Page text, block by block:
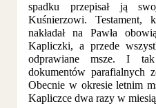
spadku przepisał ją
Kuśnierzowi. Testament,
nakładał na Pawła
Kapliczki, a przede
odprawiane msze. I
dokumentów parafialnych
Obecnie w okresie letnim
Kapliczce dwa razy w